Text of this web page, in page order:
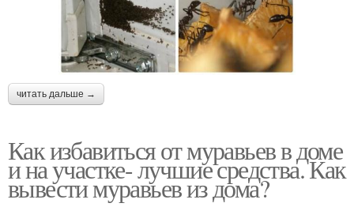
читать дальше →
Как избавиться от муравьев в доме
и на участке- лучшие средства. Как
вывести муравьев из дома?